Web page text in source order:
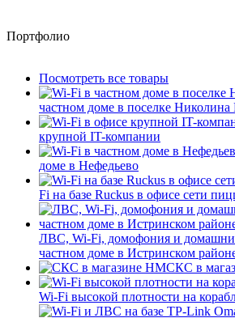
Портфолио
Посмотреть все товары
частном доме в поселке Николина
крупной IT-компании
доме в Нефедьево
Fi на базе Ruckus в офисе сети
ЛВС, Wi-Fi, домофония и
частном доме в Истринском
СКС в
Wi-Fi высокой плотности на